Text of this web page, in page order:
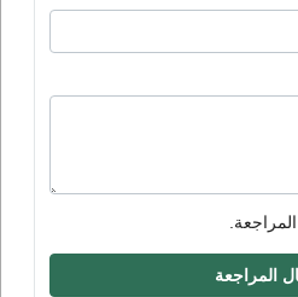
المراجعة